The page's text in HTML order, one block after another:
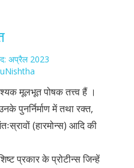
अप्रैल 2023
मूलभूत पोषक तत्त्व हैं ।
पुनर्निर्माण में तथा रक्त,
(हारमोन्स) आदि की
प्रकार के प्रोटीन्स जिन्हें